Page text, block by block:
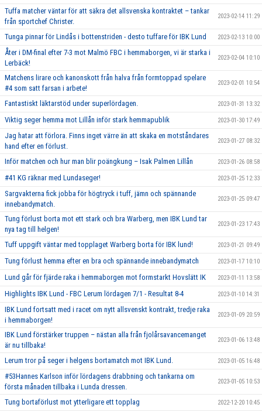
Tuffa matcher väntar för att säkra det allsvenska kontraktet – tankar
från sportchef Christer.
2023-02-14 11:29
Tunga pinnar för Lindås i bottenstriden - desto tuffare för IBK Lund 2023-02-13 10:00
Åter i DM-final efter 7-3 mot Malmö FBC i hemmaborgen, vi är starka i
Lerbäck!
2023-02-04 10:10
Matchens lirare och kanonskott från halva från formtoppad spelare
#4 som satt farsan i arbete!
2023-02-01 10:54
Fantastiskt läktarstöd under superlördagen. 2023-01-31 13:32
Viktig seger hemma mot Lillån inför stark hemmapublik 2023-01-30 17:49
Jag hatar att förlora. Finns inget värre än att skaka en motståndares
hand efter en förlust.
2023-01-27 08:32
Inför matchen och hur man blir poängkung – Isak Palmen Lillån 2023-01-26 08:58
#41 KG räknar med Lundaseger! 2023-01-25 12:33
Sargvakterna fick jobba för högtryck i tuff, jämn och spännande
innebandymatch.
2023-01-25 09:47
Tung förlust borta mot ett stark och bra Warberg, men IBK Lund tar
nya tag till helgen!
2023-01-23 17:43
Tuff uppgift väntar med topplaget Warberg borta för IBK lund! 2023-01-21 09:49
Tung förlust hemma efter en bra och spännande innebandymatch 2023-01-17 10:10
Lund går för fjärde raka i hemmaborgen mot formstarkt Hovslätt IK 2023-01-11 13:58
Highlights IBK Lund - FBC Lerum lördagen 7/1 - Resultat 8-4 2023-01-10 14:31
IBK Lund fortsatt med i racet om nytt allsvenskt kontrakt, tredje raka
i hemmaborgen!
2023-01-09 20:59
IBK Lund förstärker truppen – nästan alla från fjolårsavancemanget
är nu tillbaka!
2023-01-06 13:48
Lerum tror på seger i helgens bortamatch mot IBK Lund. 2023-01-05 16:48
#53Hannes Karlson inför lördagens drabbning och tankarna om
första månaden tillbaka i Lunda dressen.
2023-01-05 10:53
Tung bortaförlust mot ytterligare ett topplag 2022-12-20 10:45